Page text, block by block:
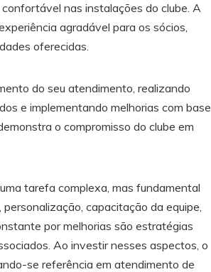
nas instalações do clube. A
agradável para os sócios,
oferecidas.
do seu atendimento, realizando
e implementando melhorias com base
o compromisso do clube em
tarefa complexa, mas fundamental
capacitação da equipe,
por melhorias são estratégias
Ao investir nesses aspectos, o
se referência em atendimento de